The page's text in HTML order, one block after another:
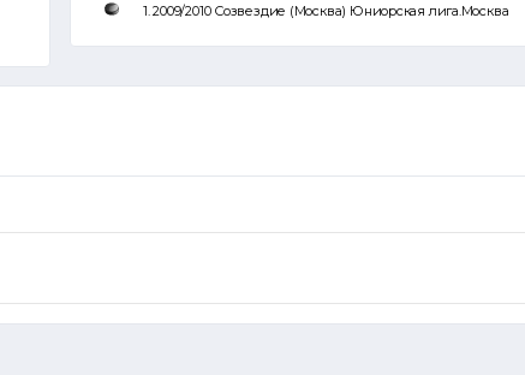
1. 2009/2010 Созвездие (Москва) Юниорская лига.Москва